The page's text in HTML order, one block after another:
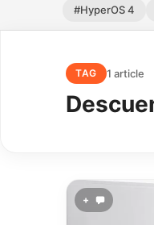
#HyperOS 4
TAG 1 article
+